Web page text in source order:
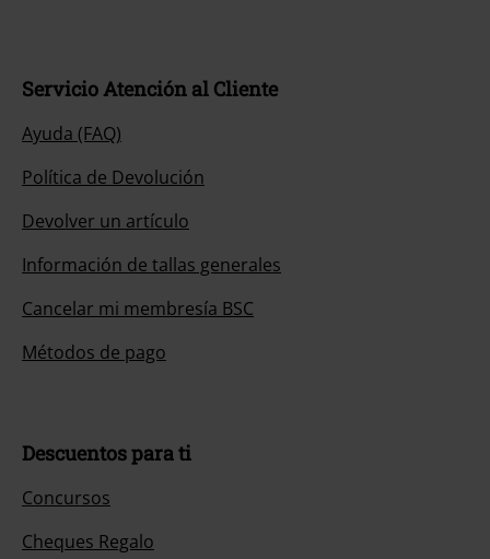
Servicio Atención al Cliente
Ayuda (FAQ)
Política de Devolución
Devolver un artículo
Información de tallas generales
Cancelar mi membresía BSC
Métodos de pago
Descuentos para ti
Concursos
Cheques Regalo